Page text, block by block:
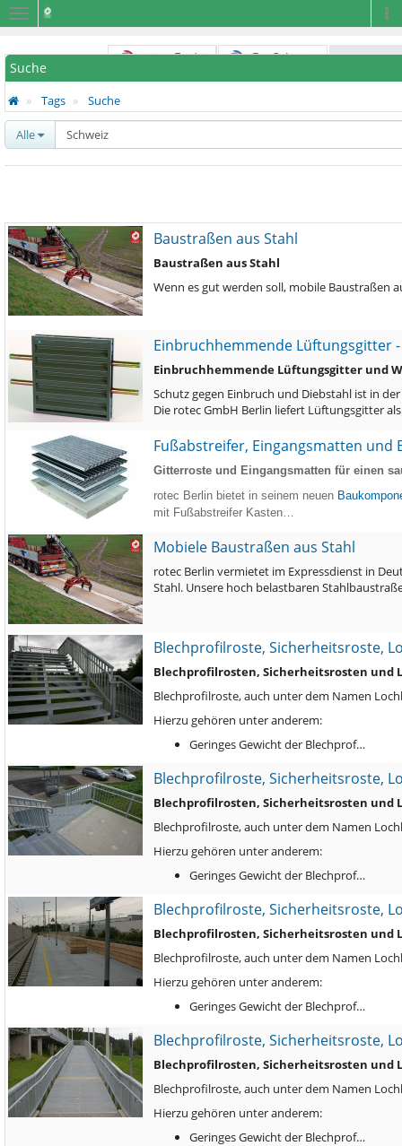
Navigation
Suche
Tags Suche
Alle
Baustraßen aus Stahl
Baustraßen aus Stahl
Wenn es gut werden soll, mobile Baustraßen
Einbruchhemmende Lüftungsgitter
Einbruchhemmende Lüftungsgitter und
Schutz gegen Einbruch und Diebstahl ist in
Die rotec GmbH Berlin liefert Lüftungsgitter
Fußabstreifer, Eingangsmatten und
Gitterroste und Eingangsmatten für einen
rotec Berlin bietet in seinem neuen
mit Fußabstreifer Kasten…
Mobiele Baustraßen aus Stahl
rotec Berlin vermietet im Expressdienst in
Stahl. Unsere hoch belastbaren
Blechprofilroste, Sicherheitsroste,
Blechprofilrosten, Sicherheitsrosten und
Blechprofilroste, auch unter dem Namen
Hierzu gehören unter anderem:
Geringes Gewicht der Blechprof…
Blechprofilroste, Sicherheitsroste,
Blechprofilrosten, Sicherheitsrosten und
Blechprofilroste, auch unter dem Namen
Hierzu gehören unter anderem:
Geringes Gewicht der Blechprof…
Blechprofilroste, Sicherheitsroste,
Blechprofilrosten, Sicherheitsrosten und
Blechprofilroste, auch unter dem Namen
Hierzu gehören unter anderem:
Geringes Gewicht der Blechprof…
Blechprofilroste, Sicherheitsroste,
Blechprofilrosten, Sicherheitsrosten und
Blechprofilroste, auch unter dem Namen
Hierzu gehören unter anderem:
Geringes Gewicht der Blechprof…